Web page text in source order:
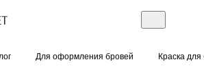
Для оформления бровей Краска